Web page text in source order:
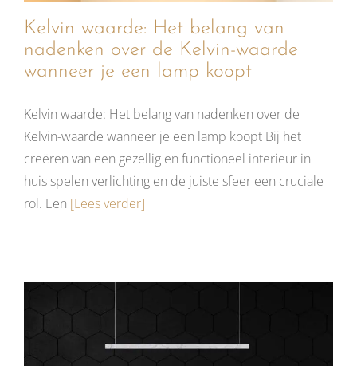
Kelvin waarde: Het belang van
nadenken over de Kelvin-waarde
wanneer je een lamp koopt
Kelvin waarde: Het belang van nadenken over de
Kelvin-waarde wanneer je een lamp koopt Bij het
creëren van een gezellig en functioneel interieur in
huis spelen verlichting en de juiste sfeer een cruciale
rol. Een [Lees verder]